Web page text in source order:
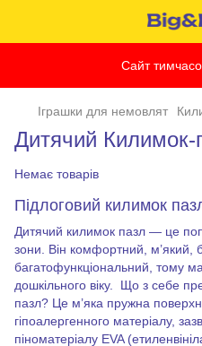
Сайт
Іграшки для немовлят
Дитячий Килимок-
Немає товарів
Підлоговий килимок
Дитячий килимок пазл — це
зони. Він комфортний, м’який,
багатофункціональний, тому
дошкільного віку.
Що з себе
пазл? Це м’яка пружна
гіпоалергенного матеріалу,
піноматеріалу EVA